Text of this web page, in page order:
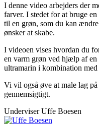
I denne video arbejders der
farver. I stedet for at bruge
til en grøn, som du kan
ønsker at skabe.
I videoen vises hvordan du
en varm grøn ved hjælp af en
ultramarin i kombination
Vi vil også øve at male lag
gennemsigtigt.
Underviser Uffe Boesen